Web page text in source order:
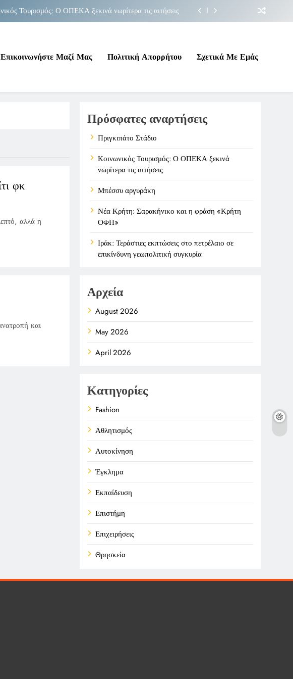
Τουρισμός: Ο ΟΠΕΚΑ ξεκινά νωρίτερα τις αιτήσεις
Νέα Κρήτη: Σαρακήνικο και η φράση «Κρήτη ΟΦΗ»
Τουρισμός: Ο ΟΠΕΚΑ ξεκινά νωρίτερα τις αιτήσεις
Μπέσσυ αργυράκη
Νέα Κρήτη: Σαρακήνικο και η φράση «Κρήτη ΟΦΗ»
Επικοινωνήστε Μαζί Μας Πολιτική Απορρήτου Σχετικά Με Εμάς
φκ
αλλά η
και
Πρόσφατες αναρτήσεις
Πριγκιπάτο Στάδιο
Κοινωνικός Τουρισμός: Ο ΟΠΕΚΑ ξεκινά
νωρίτερα τις αιτήσεις
Μπέσσυ αργυράκη
Νέα Κρήτη: Σαρακήνικο και η φράση «Κρήτη
ΟΦΗ»
Ιράκ: Τεράστιες εκπτώσεις στο πετρέλαιο σε
επικίνδυνη γεωπολιτική συγκυρία
Αρχεία
August 2026
May 2026
April 2026
Κατηγορίες
Fashion
Αθλητισμός
Αυτοκίνηση
Έγκλημα
Εκπαίδευση
Επιστήμη
Επιχειρήσεις
Θρησκεία